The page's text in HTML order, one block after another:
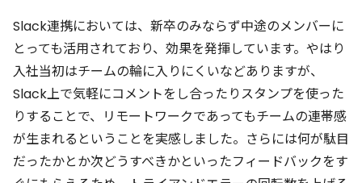
Slack連携においては、新卒のみならず中途のメンバーに
とっても活用されており、効果を発揮しています。やはり
入社当初はチームの輪に入りにくいなどありますが、
Slack上で気軽にコメントをし合ったりスタンプを使った
りすることで、リモートワークであってもチームの連帯感
が生まれるということを実感しました。さらには何が駄目
だったかとか次どうすべきかといったフィードバックをす